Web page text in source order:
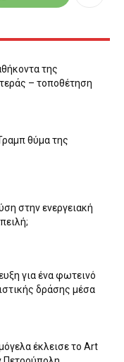
της
– τοποθέτηση
θύμα της
στην ενεργειακή
για ένα φωτεινό
δράσης μέσα
έκλεισε το Art